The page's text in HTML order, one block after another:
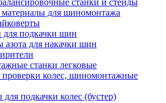
станки и стенды
материалы для шиномонтажа
для подкачки шин
азота для накачки шин
станки легковые
колес, шиномонтажные
для подкачки колес (бустер)